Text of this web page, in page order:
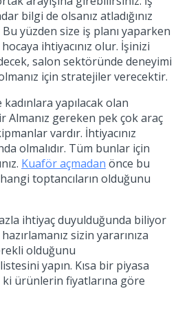
bilgi de olsanız atladığınız
yüzden size iş planı yaparken
ihtiyacınız olur. İşinizi
salon sektöründe deneyimi
için stratejiler verecektir.
yapılacak olan
Almanız gereken pek çok araç
vardır. İhtiyacınız
olmalıdır. Tüm bunlar için
Kuaför açmadan önce bu
hangi toptancıların olduğunu
ihtiyaç duyulduğunda biliyor
sizin yararınıza
olduğunu
yapın. Kısa bir piyasa
ki ürünlerin fiyatlarına göre